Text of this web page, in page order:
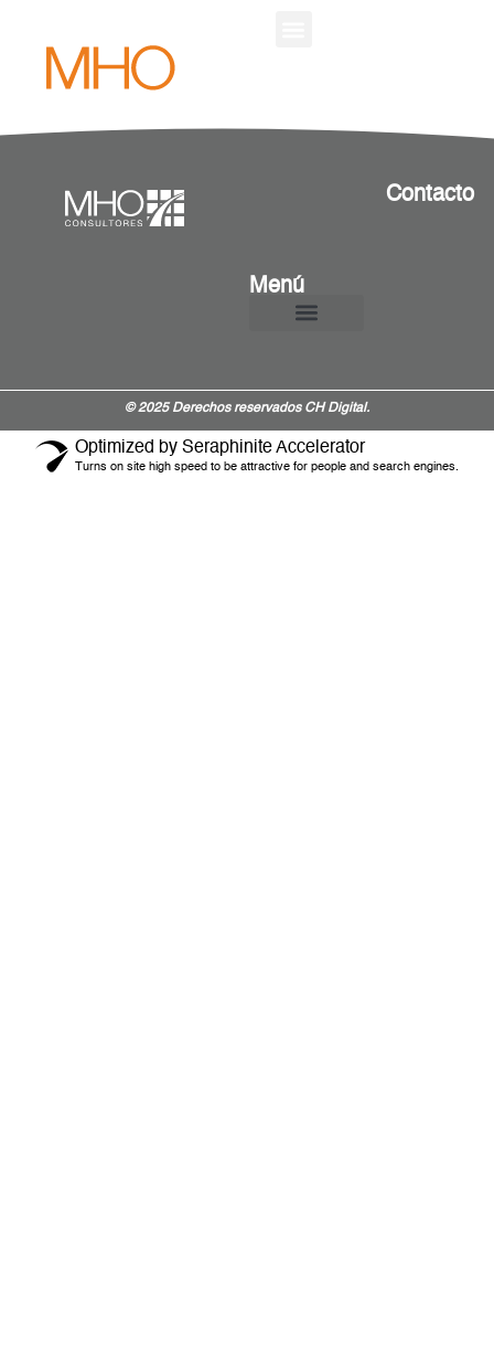
Menú
Contacto
© 2025 Derechos reservados CH Digital.
Optimized by Seraphinite Accelerator
Turns on site high speed to be attractive for people and search engines.